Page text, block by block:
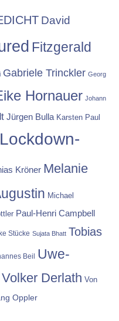
David
Fitzgerald
Gabriele Trinckler Georg
Hornauer Johann
Jürgen Bulla Karsten Paul
Lockdown-
Kröner Melanie
Michael
Paul-Henri Campbell
Stücke Sujata Bhatt Tobias
Beil
Uwe-
Volker Derlath Von
Oppler